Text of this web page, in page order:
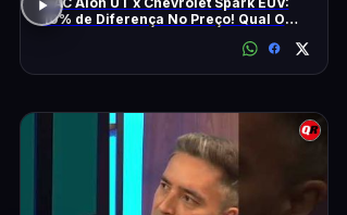
10% de Diferença No Preço! Qual O